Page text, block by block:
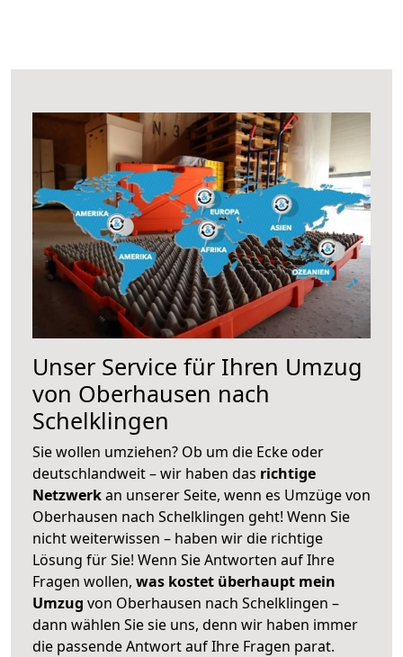
Unser Service für Ihren Umzug
von Oberhausen nach
Schelklingen
Sie wollen umziehen? Ob um die Ecke oder
deutschlandweit – wir haben das richtige
Netzwerkan unserer Seite, wenn es Umzüge von
Oberhausen nach Schelklingen geht! Wenn Sie
nicht weiterwissen – haben wir die richtige
Lösung für Sie! Wenn Sie Antworten auf Ihre
Fragen wollen, was kostet überhaupt mein
Umzug von Oberhausen nach Schelklingen –
dann wählen Sie sie uns, denn wir haben immer
die passende Antwort auf Ihre Fragen parat.